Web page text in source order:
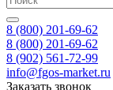
8 (800) 201-69-62
8 (800) 201-69-62
8 (902) 561-72-99
info@fgos-market.ru
Заказать звонок